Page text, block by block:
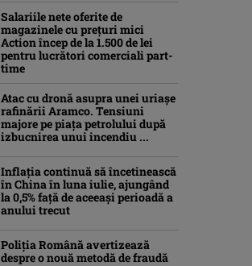
Salariile nete oferite de
magazinele cu prețuri mici
Action încep de la 1.500 de lei
pentru lucrători comerciali part-
time
Atac cu dronă asupra unei uriașe
rafinării Aramco. Tensiuni
majore pe piața petrolului după
izbucnirea unui incendiu ...
Inflaţia continuă să încetinească
în China în luna iulie, ajungând
la 0,5% faţă de aceeaşi perioadă a
anului trecut
Poliția Română avertizează
despre o nouă metodă de fraudă